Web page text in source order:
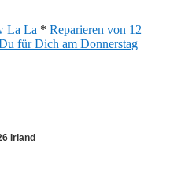
La La * Reparieren von 12
für Dich am Donnerstag
Irland